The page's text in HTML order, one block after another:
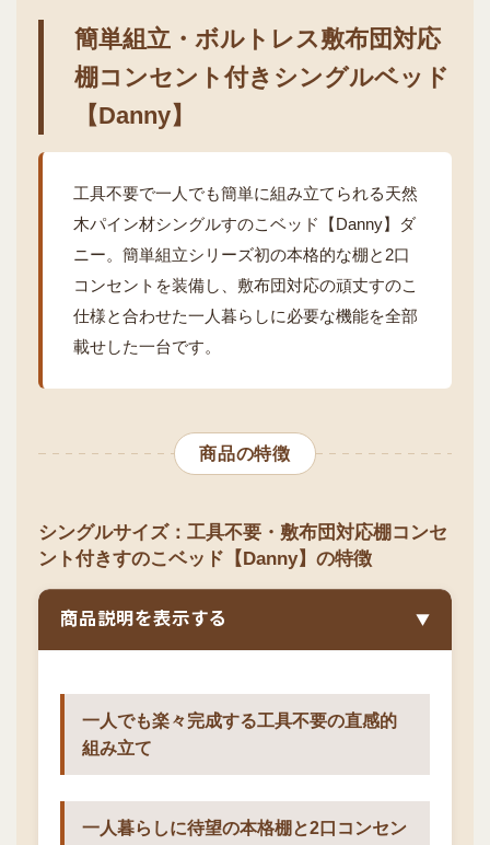
簡単組立・ボルトレス敷布団対応
棚コンセント付きシングルベッド
【Danny】
工具不要で一人でも簡単に組み立てられる天然
木パイン材シングルすのこベッド【Danny】ダ
ニー。簡単組立シリーズ初の本格的な棚と2口
コンセントを装備し、敷布団対応の頑丈すのこ
仕様と合わせた一人暮らしに必要な機能を全部
載せした一台です。
商品の特徴
シングルサイズ：工具不要・敷布団対応棚コンセ
ント付きすのこベッド【Danny】の特徴
商品説明を表示する ▼
一人でも楽々完成する工具不要の直感的
組み立て
一人暮らしに待望の本格棚と2口コンセン